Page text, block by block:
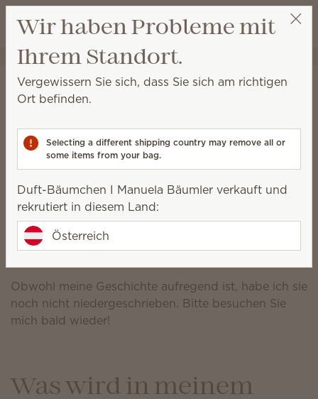
Wunschliste
Warenkorb
Duft-Bäumchen I Manuela Bäumler
Duft-Bäumchen I
Manuela Bäumler
Star BeraterIn
06509127979
Scentsy Geschichte
Obwohl meine Geschichte aufregend ist, habe ich sie
noch nicht niedergeschrieben. Bitte besuchen Sie
mich bald wieder!
Was wird in meinem
Wir haben Probleme mit
Ihrem Standort.
Vergewissern Sie sich, dass Sie sich am richtigen
Ort befinden.
Selecting a different shipping country may remove all or
some items from your bag.
Duft-Bäumchen I Manuela Bäumler verkauft und
rekrutiert in diesem Land:
Österreich